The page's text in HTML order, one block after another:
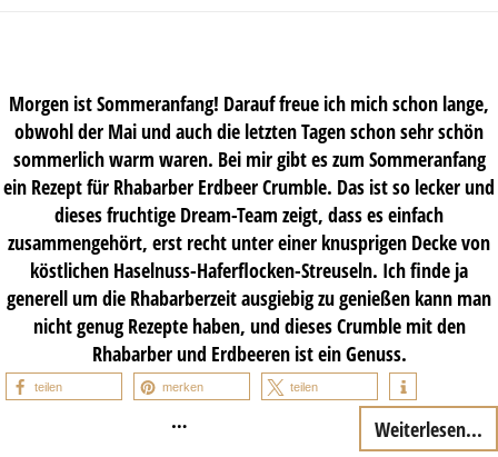
Morgen ist Sommeranfang! Darauf freue ich mich schon lange,
obwohl der Mai und auch die letzten Tagen schon sehr schön
sommerlich warm waren. Bei mir gibt es zum Sommeranfang
ein Rezept für Rhabarber Erdbeer Crumble. Das ist so lecker und
dieses fruchtige Dream-Team zeigt, dass es einfach
zusammengehört, erst recht unter einer knusprigen Decke von
köstlichen Haselnuss-Haferflocken-Streuseln. Ich finde ja
generell um die Rhabarberzeit ausgiebig zu genießen kann man
nicht genug Rezepte haben, und dieses Crumble mit den
Rhabarber und Erdbeeren ist ein Genuss.
teilen merken teilen
… Weiterlesen...